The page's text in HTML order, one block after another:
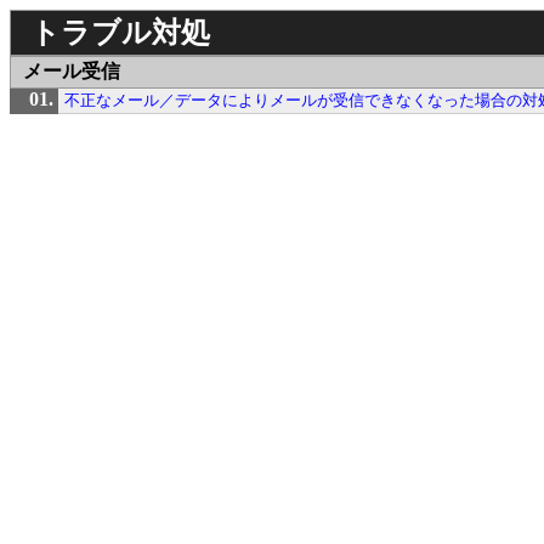
トラブル対処
メール受信
不正なメール／データによりメールが受信できなくなった場合の対